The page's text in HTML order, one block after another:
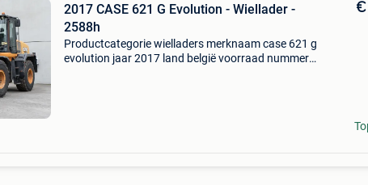
2017 CASE 621 G Evolution - Wiellader -
2588h
Productcategorie wielladers merknaam case 621 g
evolution jaar 2017 land belgië voorraad nummer
€